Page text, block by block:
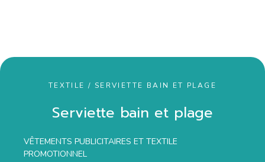
TEXTILE / SERVIETTE BAIN ET PLAGE
Serviette bain et plage
VÊTEMENTS PUBLICITAIRES ET TEXTILE
PROMOTIONNEL